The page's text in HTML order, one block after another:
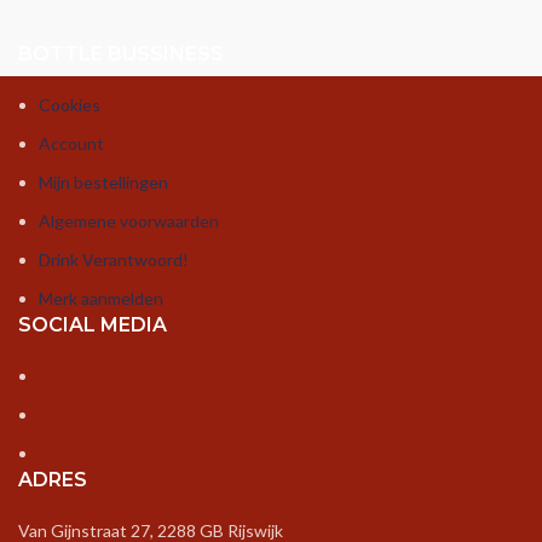
Cookies
Account
Mijn bestellingen
Algemene voorwaarden
Drink Verantwoord!
Merk aanmelden
SOCIAL MEDIA
ADRES
Van Gijnstraat 27, 2288 GB Rijswijk